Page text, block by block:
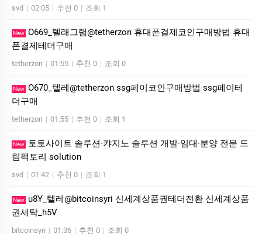
svd | 02:05 | 추천 0 | 조회 1
New O669_텔래그램@tetherzon 휴대폰결제코인구매방법 휴대
폰결제테더구매
tetherzon | 01:55 | 추천 0 | 조회 0
New O670_텔레@tetherzon ssg페이코인구매방법 ssg페이테
더구매
tetherzon | 01:55 | 추천 0 | 조회 1
New
토­토사이트 솔루션·캬지노 솔루션 개발·임대·분양 전문 드
림팩토리 solution
svd | 01:42 | 추천 0 | 조회 1
New
u8Y_텔레@bitcoinsyri 신세계상품권테더전환 신세계상품
권세탁_h5V
bitcoinsyri | 01:36 | 추천 0 | 조회 0